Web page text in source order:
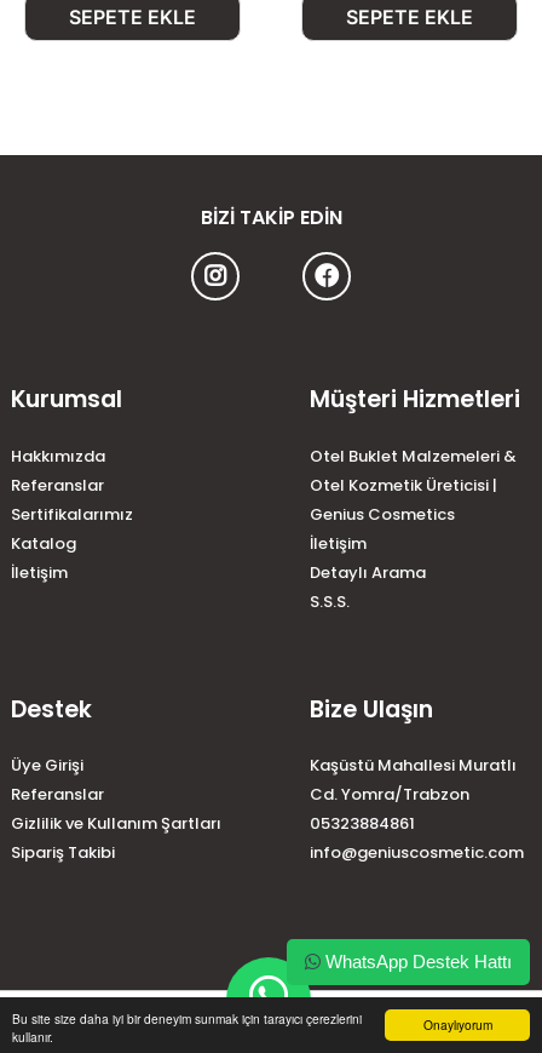
Onaylıyorum
Bu site size daha iyi bir deneyim sunmak için tarayıcı çerezlerini
kullanır.
SEPETE EKLE SEPETE EKLE
home
Anasayfa
account_circle local_shipping
Sipariş Takibi
phone
İletişim
WhatsApp Destek Hattı
BIZI TAKIP EDIN
Kurumsal
Hakkımızda
Referanslar
Sertifikalarımız
Katalog
İletişim
Müşteri Hizmetleri
Otel Buklet Malzemeleri &
Otel Kozmetik Üreticisi |
Genius Cosmetics
İletişim
Detaylı Arama
S.S.S.
Destek
Üye Girişi
Referanslar
Gizlilik ve Kullanım Şartları
Sipariş Takibi
Bize Ulaşın
Kaşüstü Mahallesi Muratlı
Cd. Yomra/Trabzon
05323884861
info@geniuscosmetic.com